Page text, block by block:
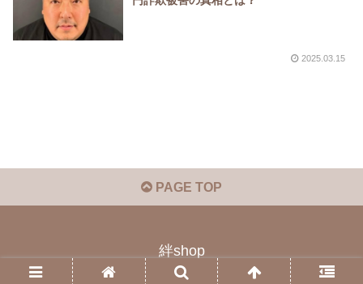
2025.03.15
PAGE TOP
絆shop
© 2023 絆shop.